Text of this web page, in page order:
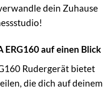
dein Zuhause
ERG160 auf einen Blick
Rudergerät bietet
die dich auf deinem